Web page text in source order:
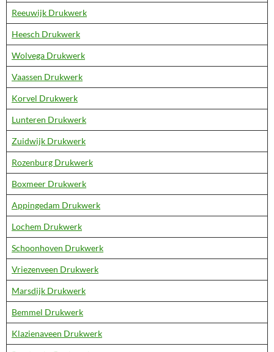
Reeuwijk Drukwerk
Heesch Drukwerk
Wolvega Drukwerk
Vaassen Drukwerk
Korvel Drukwerk
Lunteren Drukwerk
Zuidwijk Drukwerk
Rozenburg Drukwerk
Boxmeer Drukwerk
Appingedam Drukwerk
Lochem Drukwerk
Schoonhoven Drukwerk
Vriezenveen Drukwerk
Marsdijk Drukwerk
Bemmel Drukwerk
Klazienaveen Drukwerk